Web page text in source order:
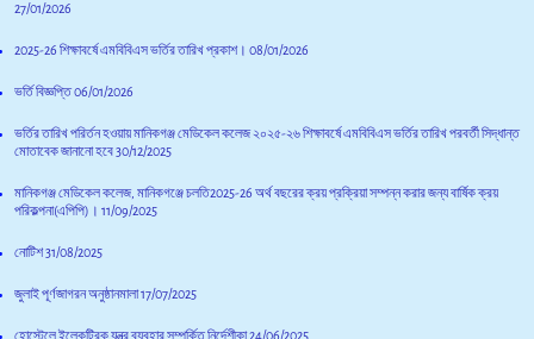
27/01/2026
2025-26 শিক্ষাবর্ষে এমবিবিএস ভর্তির তারিখ প্রকাশ। 08/01/2026
ভর্তি বিজ্ঞপ্তি06/01/2026
ভর্তির তারিখ পরির্তন হওয়ায় মানিকগঞ্জ মেডিকেল কলেজ ২০২৫-২৬ শিক্ষাবর্ষে এমবিবিএস ভর্তির তারিখ পরবর্তী সিদ্ধান্ত
মোতাবেক জানানো হবে30/12/2025
মানিকগঞ্জ মেডিকেল কলেজ, মানিকগঞ্জে চলতি2025-26 অর্থ বছরের ক্রয় প্রক্রিয়া সম্পন্ন করার জন্য বার্ষিক ক্রয়
পরিকল্পনা(এপিপি)। 11/09/2025
নোটিশ31/08/2025
জুলাই পূর্ণজাগরন অনুষ্ঠানমালা17/07/2025
হোস্টেলে ইলেকট্রিক যন্ত্র ব্যবহার সম্পর্কিত নির্দেশীকা24/06/2025